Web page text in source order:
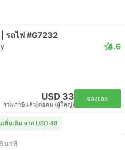
รถไฟ #G7232
4.6
USD 33
รวมภาษีแล้ว ต่อคน (ผู้ใหญ่)
จองเลย
เพิ่มเติม จาก USD 48
นาที